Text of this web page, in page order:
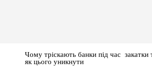
Чому тріскають банки під час закатки
як цього уникнути